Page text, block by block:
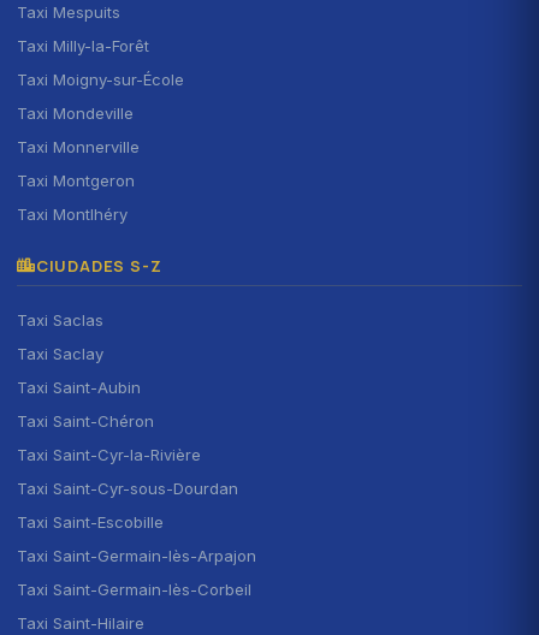
Taxi Mespuits
Taxi Milly-la-Forêt
Taxi Moigny-sur-École
Taxi Mondeville
Taxi Monnerville
Taxi Montgeron
Taxi Montlhéry
CIUDADES S-Z
Taxi Saclas
Taxi Saclay
Taxi Saint-Aubin
Taxi Saint-Chéron
Taxi Saint-Cyr-la-Rivière
Taxi Saint-Cyr-sous-Dourdan
Taxi Saint-Escobille
Taxi Saint-Germain-lès-Arpajon
Taxi Saint-Germain-lès-Corbeil
Taxi Saint-Hilaire